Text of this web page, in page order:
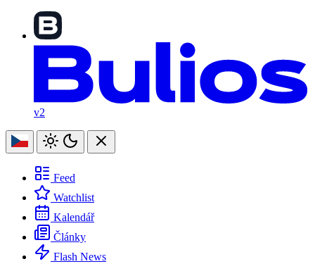
v2
Feed
Watchlist
Kalendář
Články
Flash News